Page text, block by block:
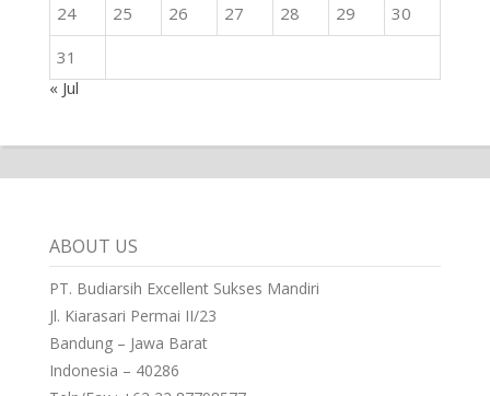
24
25 26 27 28 29
30
31
« Jul
ABOUT US
PT. Budiarsih Excellent Sukses Mandiri
Jl. Kiarasari Permai II/23
Bandung – Jawa Barat
Indonesia – 40286